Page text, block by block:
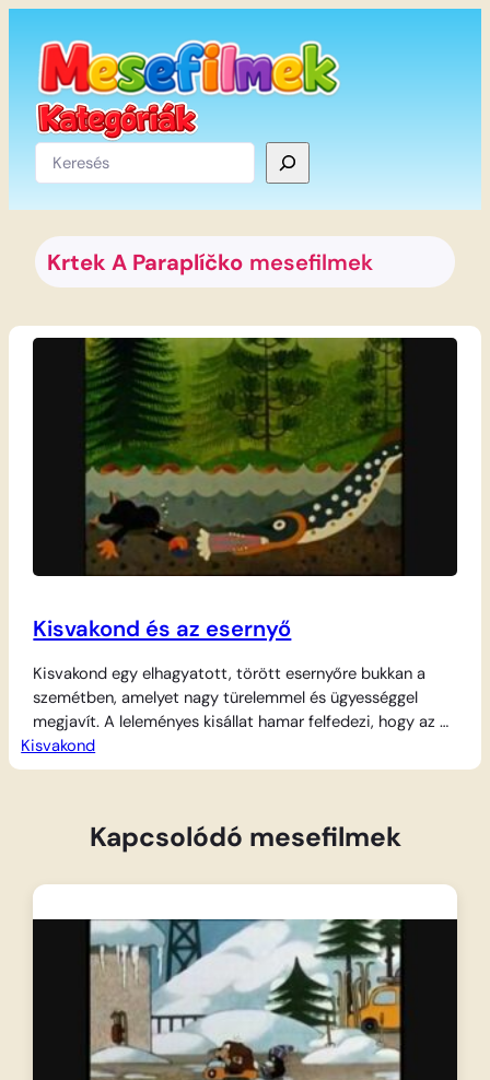
tartalomhoz
Keresés
Krtek A Paraplíčko mesefilmek
Kisvakond és az esernyő
Kisvakond egy elhagyatott, törött esernyőre bukkan a
szemétben, amelyet nagy türelemmel és ügyességgel
megjavít. A leleményes kisállat hamar felfedezi, hogy az új
szerzemény nem csak az eső ellen véd: a tó vizén
csónakként ringatózik benne a halak között, a magasból
Kisvakond
Kapcsolódó mesefilmek